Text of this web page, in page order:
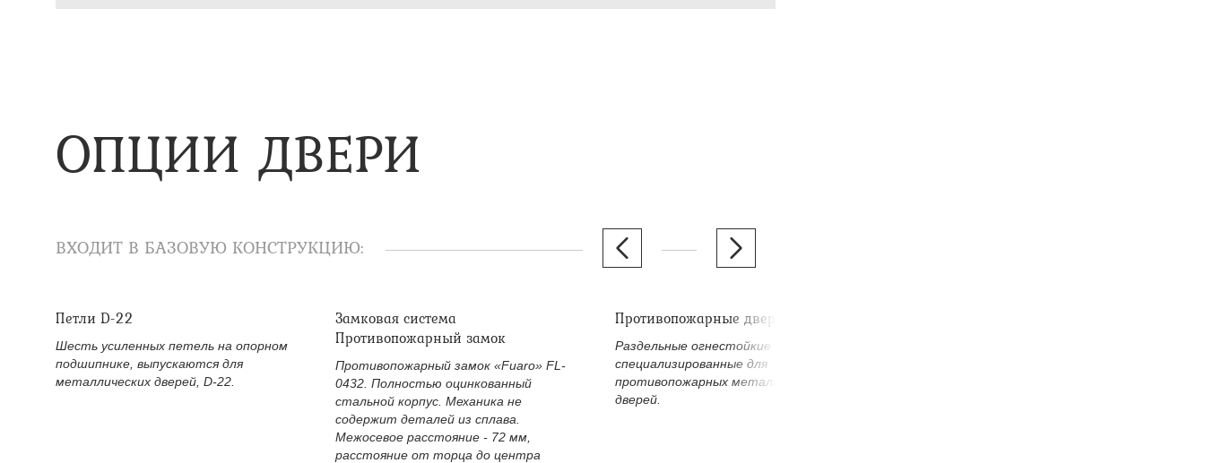
ОПЦИИ ДВЕРИ
ВХОДИТ В БАЗОВУЮ КОНСТРУКЦИЮ:
Петли D-22
Шесть усиленных петель на опорном
подшипнике, выпускаются для
металлических дверей, D-22.
Замковая система
Противопожарный замок
Противопожарный замок «Fuaro» FL-
0432. Полностью оцинкованный
стальной корпус. Механика не
содержит деталей из сплава.
Межосевое расстояние - 72 мм,
расстояние от торца до центра
Противопожарные дверные ручки
Раздельные огнестойкие дверные ручки
специализированные для
противопожарных металлических
дверей.